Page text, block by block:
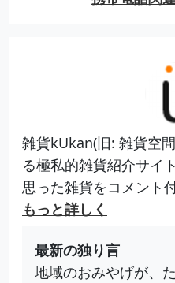
雑貨kUkan(旧: 雑貨空
る極私的雑貨紹介サイ
思った雑貨をコメント
もっと詳しく
最新の独り言
地域のおみやげが、